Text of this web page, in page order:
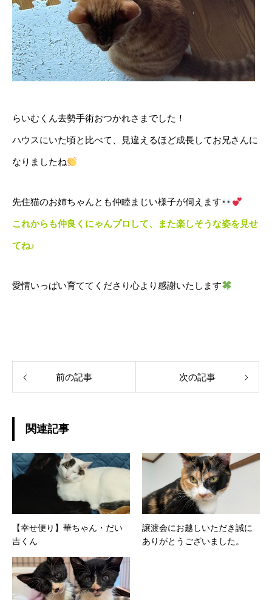
らいむくん去勢手術おつかれさまでした！
ハウスにいた頃と比べて、見違えるほど成長してお兄さんに
なりましたね
先住猫のお姉ちゃんとも仲睦まじい様子が伺えます
これからも仲良くにゃんプロして、また楽しそうな姿を見せ
てね♪
愛情いっぱい育ててくださり心より感謝いたします
前の記事 次の記事
関連記事
【幸せ便り】華ちゃん・だい
吉くん
譲渡会にお越しいただき誠に
ありがとうございました。